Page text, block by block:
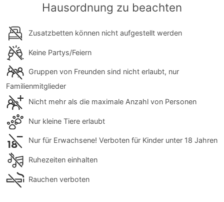
Hausordnung zu beachten
Zusatzbetten können nicht aufgestellt werden
Keine Partys/Feiern
Gruppen von Freunden sind nicht erlaubt, nur
Familienmitglieder
Nicht mehr als die maximale Anzahl von Personen
Nur kleine Tiere erlaubt
Nur für Erwachsene! Verboten für Kinder unter 18 Jahren
Ruhezeiten einhalten
Rauchen verboten